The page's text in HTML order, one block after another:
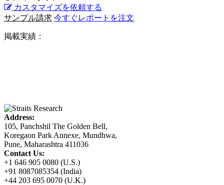
カスタマイズを依頼する
サンプル請求 今すぐレポートを注文
掲載実績：
Address:
105, Panchshil The Golden Bell,
Koregaon Park Annexe, Mundhwa,
Pune, Maharashtra 411036
Contact Us:
+1 646 905 0080 (U.S.)
+91 8087085354 (India)
+44 203 695 0070 (U.K.)